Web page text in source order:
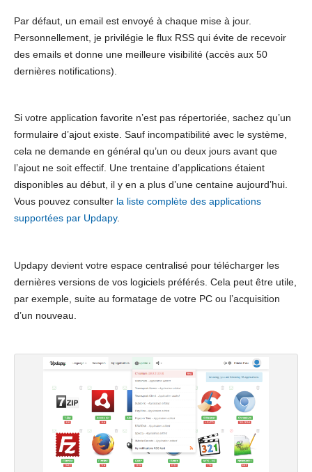
Par défaut, un email est envoyé à chaque mise à jour.
Personnellement, je privilégie le flux RSS qui évite de recevoir
des emails et donne une meilleure visibilité (accès aux 50
dernières notifications).
Si votre application favorite n’est pas répertoriée, sachez qu’un
formulaire d’ajout existe. Sauf incompatibilité avec le système,
cela ne demande en général qu’un ou deux jours avant que
l’ajout ne soit effectif. Une trentaine d’applications étaient
disponibles au début, il y en a plus d’une centaine aujourd’hui.
Vous pouvez consulter la liste complète des applications
supportées par Updapy.
Updapy devient votre espace centralisé pour télécharger les
dernières versions de vos logiciels préférés. Cela peut être utile,
par exemple, suite au formatage de votre PC ou l’acquisition
d’un nouveau.